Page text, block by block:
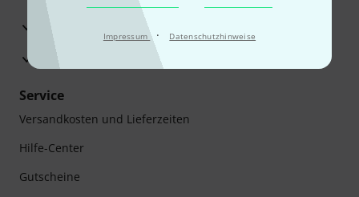
Impressum · Datenschutzhinweise
Zufriedenheitsgarantie
Europas größtes Versandlager
Service
Versandkosten und Lieferzeiten
Hilfe-Center
Gutscheine